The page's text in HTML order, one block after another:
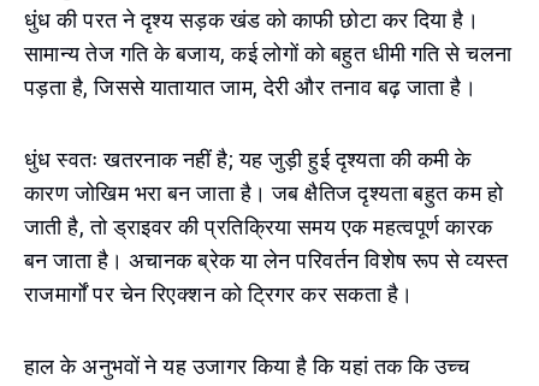
धुंध की परत ने दृश्य सड़क खंड को काफी छोटा कर दिया है।
सामान्य तेज गति के बजाय, कई लोगों को बहुत धीमी गति से चलना
पड़ता है, जिससे यातायात जाम, देरी और तनाव बढ़ जाता है।
धुंध स्वतः खतरनाक नहीं है; यह जुड़ी हुई दृश्यता की कमी के
कारण जोखिम भरा बन जाता है। जब क्षैतिज दृश्यता बहुत कम हो
जाती है, तो ड्राइवर की प्रतिक्रिया समय एक महत्वपूर्ण कारक
बन जाता है। अचानक ब्रेक या लेन परिवर्तन विशेष रूप से व्यस्त
राजमार्गों पर चेन रिएक्शन को ट्रिगर कर सकता है।
हाल के अनुभवों ने यह उजागर किया है कि यहां तक कि उच्च